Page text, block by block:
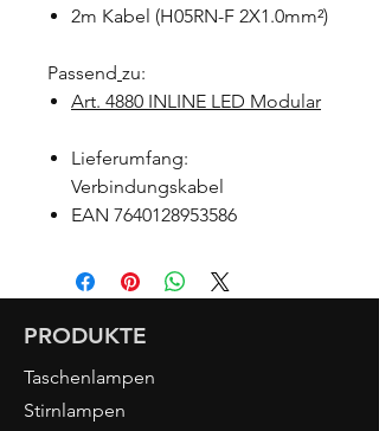
2m Kabel (H05RN-F 2X1.0mm²)
Passend zu:
Art. 4880 INLINE LED Modular
Lieferumfang:
Verbindungskabel
EAN 7640128953586
PRODUKTE
Taschenlampen
Stirnlampen